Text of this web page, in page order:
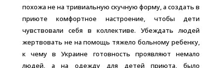
похожа не на тривиальную скучную форму, а создать в
приюте комфортное настроение, чтобы дети
чувствовали себя в коллективе. Убеждать людей
жертвовать не на помощь тяжело больному ребенку,
к чему в Украине готовность проявляют немало
людей, а на одежду для детей приюта, было